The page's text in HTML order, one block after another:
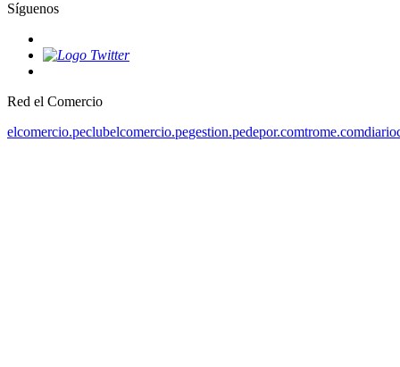
Síguenos
Red el Comercio
elcomercio.peclubelcomercio.pegestion.pedepor.comtrome.com